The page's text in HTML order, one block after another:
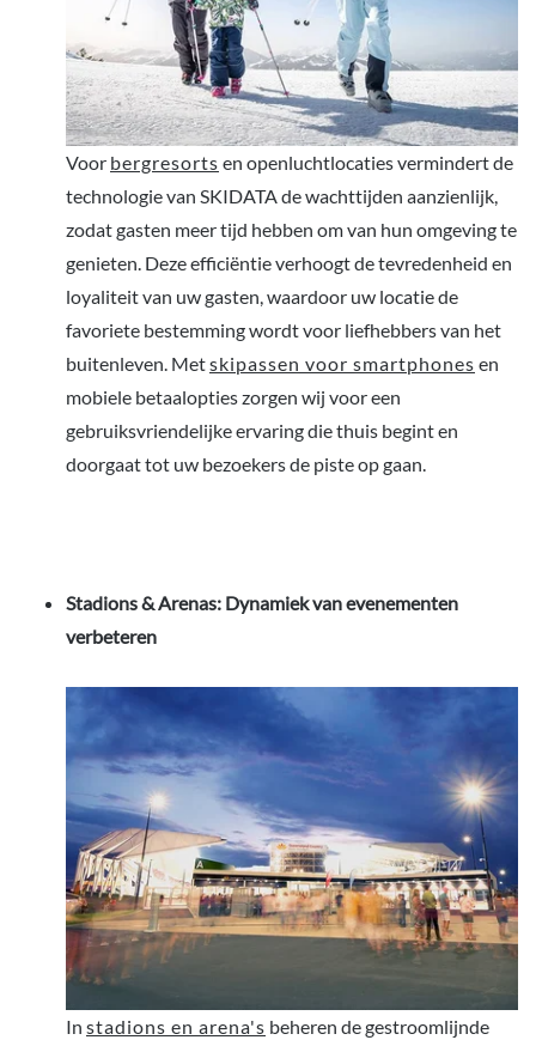
Voor bergresorts en openluchtlocaties vermindert de
technologie van SKIDATA de wachttijden aanzienlijk,
zodat gasten meer tijd hebben om van hun omgeving te
genieten. Deze efficiëntie verhoogt de tevredenheid en
loyaliteit van uw gasten, waardoor uw locatie de
favoriete bestemming wordt voor liefhebbers van het
buitenleven. Metskipassen voor smartphones en
mobiele betaalopties zorgen wij voor een
gebruiksvriendelijke ervaring die thuis begint en
doorgaat tot uw bezoekers de piste op gaan.
Stadions & Arenas: Dynamiek van evenementen
verbeteren
In stadions en arena's beheren de gestroomlijnde